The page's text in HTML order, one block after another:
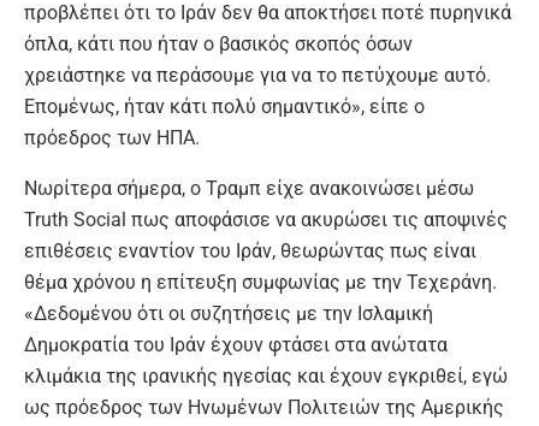
προβλέπει ότι το Ιράν δεν θα αποκτήσει ποτέ πυρηνικά
όπλα, κάτι που ήταν ο βασικός σκοπός όσων
χρειάστηκε να περάσουμε για να το πετύχουμε αυτό.
Επομένως, ήταν κάτι πολύ σημαντικό», είπε ο
πρόεδρος των ΗΠΑ.
Νωρίτερα σήμερα, ο Τραμπ είχε ανακοινώσει μέσω
Truth Social πως αποφάσισε να ακυρώσει τις αποψινές
επιθέσεις εναντίον του Ιράν, θεωρώντας πως είναι
θέμα χρόνου η επίτευξη συμφωνίας με την Τεχεράνη.
«Δεδομένου ότι οι συζητήσεις με την Ισλαμική
Δημοκρατία του Ιράν έχουν φτάσει στα ανώτατα
κλιμάκια της ιρανικής ηγεσίας και έχουν εγκριθεί, εγώ
ως πρόεδρος των Ηνωμένων Πολιτειών της Αμερικής